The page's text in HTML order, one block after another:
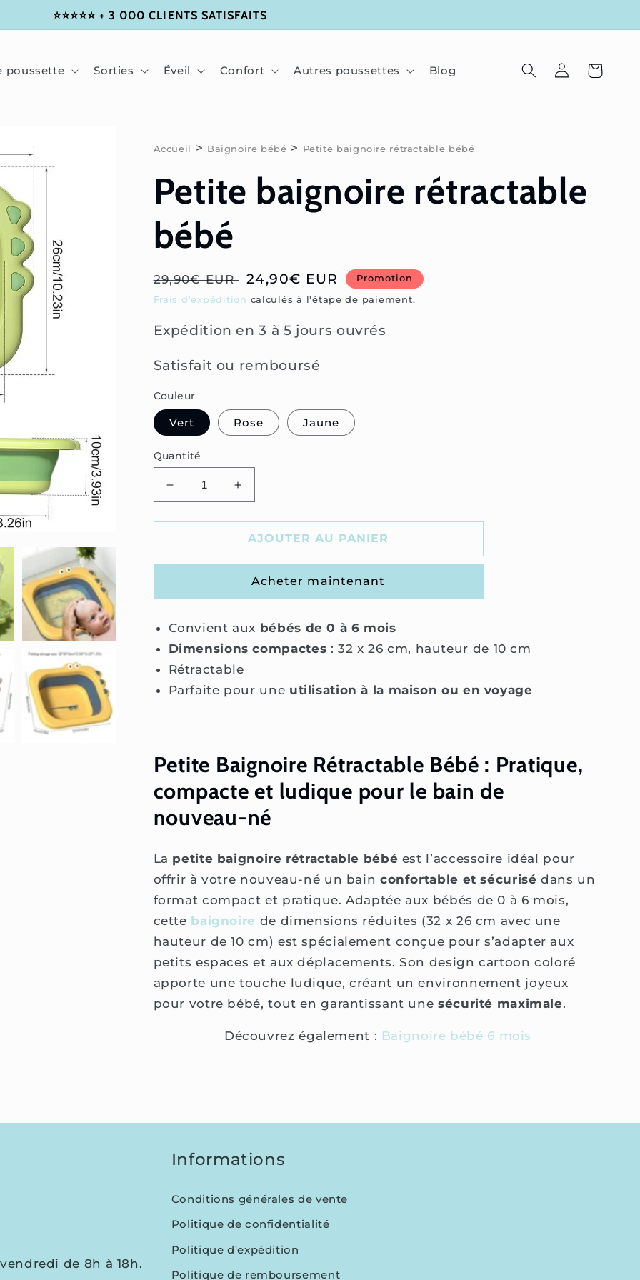
⭐⭐⭐⭐⭐ + 3 000 CLIENTS SATISFAITS
poussette Sorties Éveil Confort Autres poussettes Blog ConnexionPanier
Accueil > Baignoire bébé > Petite baignoire rétractable bébé
Petite baignoire rétractable
bébé
Prix
habituel
29,90€ EUR Prix
soldé
24,90€ EUR Promotion
Frais d'expédition calculés à l'étape de paiement.
Expédition en 3 à 5 jours ouvrés
Satisfait ou remboursé
Couleur
Vert Rose Jaune
Quantité
Réduire
la
quantité
Petite
bébé
Augmenter
la
quantité
de
Petite
rétractable
bébé
AJOUTER AU PANIER
Acheter maintenant
Convient aux bébés de 0 à 6 mois
Dimensions compactes : 32 x 26 cm, hauteur de 10 cm
Rétractable
Parfaite pour une utilisation à la maison ou en voyage
Petite Baignoire Rétractable Bébé : Pratique,
compacte et ludique pour le bain de
nouveau-né
La petite baignoire rétractable bébé est l’accessoire idéal pour
offrir à votre nouveau-né un bain confortable et sécurisé dans un
format compact et pratique. Adaptée aux bébés de 0 à 6 mois,
cette baignoire de dimensions réduites (32 x 26 cm avec une
hauteur de 10 cm) est spécialement conçue pour s’adapter aux
petits espaces et aux déplacements. Son design cartoon coloré
apporte une touche ludique, créant un environnement joyeux
pour votre bébé, tout en garantissant unesécurité maximale.
Découvrez également : Baignoire bébé 6 mois
de 8h à 18h.
Informations
Conditions générales de vente
Politique de confidentialité
Politique d'expédition
Politique de remboursement